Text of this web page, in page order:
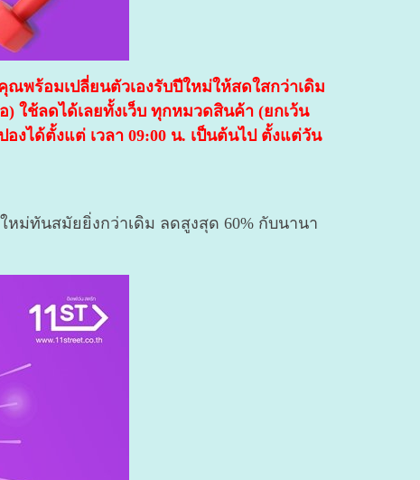
พร้อมเปลี่ยนตัวเองรับปีใหม่ให้สดใสกว่าเดิม
ใช้ลดได้เลยทั้งเว็บ ทุกหมวดสินค้า (ยกเว้น
งได้ตั้งแต่ เวลา 09:00 น. เป็นต้นไป ตั้งแต่วัน
ม่ทันสมัยยิ่งกว่าเดิม ลดสูงสุด 60% กับนานา